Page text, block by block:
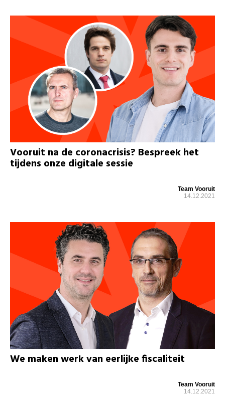
Vooruit na de coronacrisis? Bespreek het
tijdens onze digitale sessie
Team Vooruit
14.12.2021
We maken werk van eerlijke fiscaliteit
Team Vooruit
14.12.2021